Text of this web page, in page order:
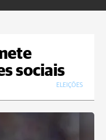
sociais
ELEIÇÕES